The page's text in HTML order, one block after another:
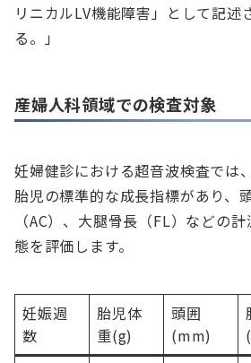
リニカルLV機能障害」として記述
る。」
産婦人科領域での検査対象
妊婦健診における超音波検査では
胎児の標準的な成長指標があり、
（AC）、大腿骨長（FL）などの
態を評価します。
妊娠週
数
胎児体
重(g)
頭囲
(mm)